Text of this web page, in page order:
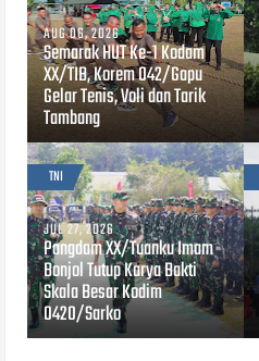
AUG 06, 2026
Semarak HUT Ke-1 Kodam
XX/TIB, Korem 042/Gapu
Gelar Tenis, Voli dan Tarik
Tambang
TNI
JUL 27, 2026
Pangdam XX/Tuanku Imam
Bonjol Tutup Karya Bakti
Skala Besar Kodim
0420/Sarko